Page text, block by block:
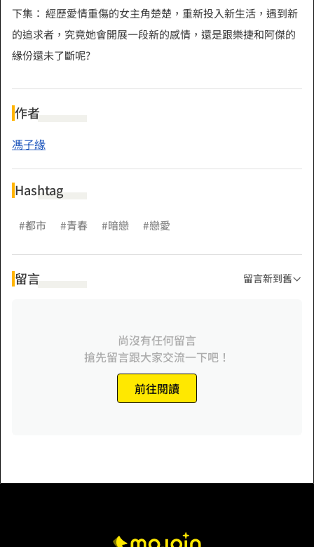
下集： 經歷愛情重傷的女主角楚楚，重新投入新生活，遇到新
的追求者，究竟她會開展一段新的感情，還是跟樂捷和阿傑的
緣份還未了斷呢?
作者
馮子緣
Hashtag
#都市 #青春 #暗戀 #戀愛
留言 留言新到舊
尚沒有任何留言
搶先留言跟大家交流一下吧！
前往閱讀